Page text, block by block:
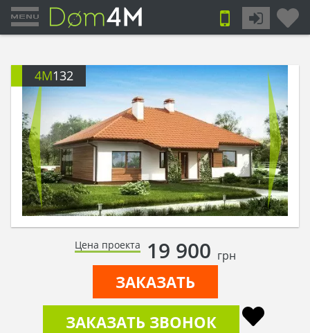
4M132
Цена проекта 19 900 грн
ЗАКАЗАТЬ
ЗАКАЗАТЬ ЗВОНОК